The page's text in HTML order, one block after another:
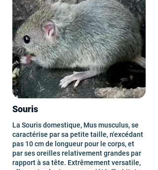
Souris
La Souris domestique, Mus musculus, se
caractérise par sa petite taille, n'excédant
pas 10 cm de longueur pour le corps, et
par ses oreilles relativement grandes par
rapport à sa tête. Extrêmement versatile,